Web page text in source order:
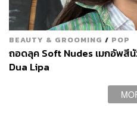
BEAUTY & GROOMING / POP
ถอดลุค Soft Nudes เมกอัพสี
Dua Lipa